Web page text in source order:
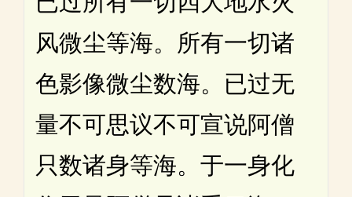
风微尘等海。所有一切诸
色影像微尘数海。已过无
量不可思议不可宣说阿僧
只数诸身等海。于一身化